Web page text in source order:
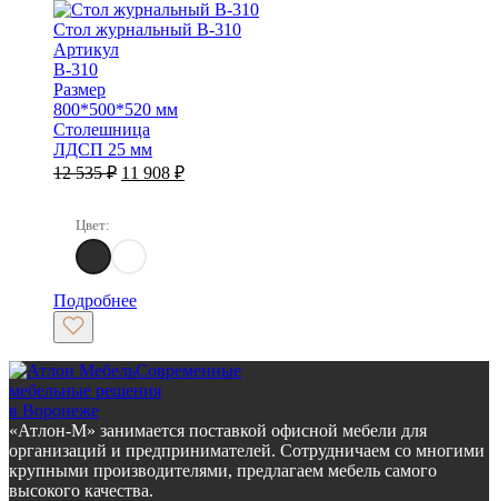
Стол журнальный B-310
Артикул
B-310
Размер
800*500*520 мм
Столешница
ЛДСП 25 мм
12 535₽ Первоначальная
11 908 ₽Текущая
Цвет:
Сосна Касцина / Кубанит серый
Подробнее
Современные
мебельные решения
в Воронеже
«Атлон-М» занимается поставкой офисной мебели для
организаций и предпринимателей. Сотрудничаем со многими
крупными производителями, предлагаем мебель самого
высокого качества.